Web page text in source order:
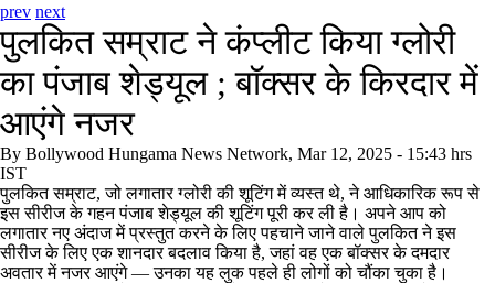
prev next
पुलकित सम्राट ने कंप्लीट किया ग्लोरी
का पंजाब शेड्यूल ; बॉक्सर के किरदार में
आएंगे नजर
By Bollywood Hungama News Network, Mar 12, 2025 - 15:43 hrs
IST
पुलकित सम्राट, जो लगातार ग्लोरी की शूटिंग में व्यस्त थे, ने आधिकारिक रूप से
इस सीरीज के गहन पंजाब शेड्यूल की शूटिंग पूरी कर ली है। अपने आप को
लगातार नए अंदाज में प्रस्तुत करने के लिए पहचाने जाने वाले पुलकित ने इस
सीरीज के लिए एक शानदार बदलाव किया है, जहां वह एक बॉक्सर के दमदार
अवतार में नजर आएंगे — उनका यह लुक पहले ही लोगों को चौंका चुका है।